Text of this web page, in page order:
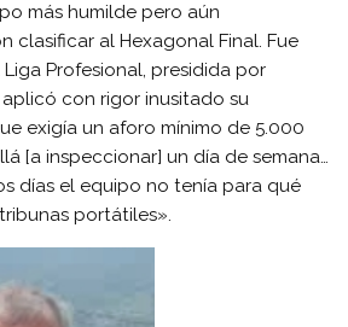
más humilde pero aún
clasificar al Hexagonal Final. Fue
Profesional, presidida por
con rigor inusitado su
exigía un aforo mínimo de 5.000
[a inspeccionar] un día de semana…
días el equipo no tenía para qué
portátiles».